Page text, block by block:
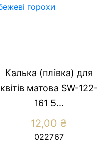
Калька (плівка) для
квітів матова SW-122-
161 5...
12,00 ₴
022767